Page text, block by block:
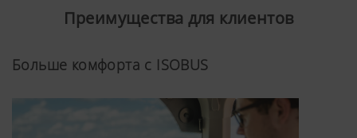
Преимущества для клиентов
Больше комфорта с ISOBUS